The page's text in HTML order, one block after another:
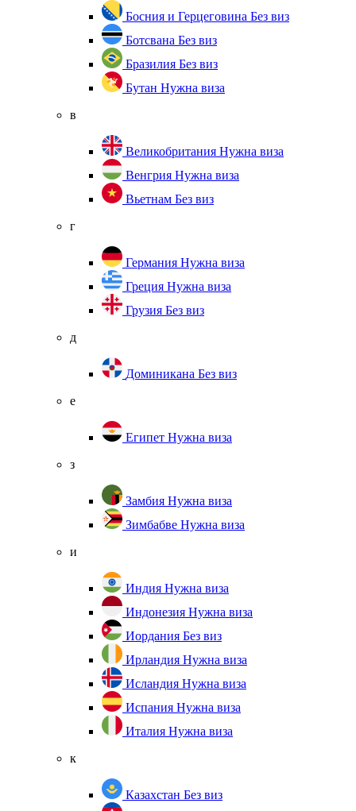
Босния и Герцеговина Без виз
Ботсвана Без виз
Бразилия Без виз
Бутан Нужна виза
в
Великобритания Нужна виза
Венгрия Нужна виза
Вьетнам Без виз
г
Германия Нужна виза
Греция Нужна виза
Грузия Без виз
д
Доминикана Без виз
е
Египет Нужна виза
з
Замбия Нужна виза
Зимбабве Нужна виза
и
Индия Нужна виза
Индонезия Нужна виза
Иордания Без виз
Ирландия Нужна виза
Исландия Нужна виза
Испания Нужна виза
Италия Нужна виза
к
Казахстан Без виз